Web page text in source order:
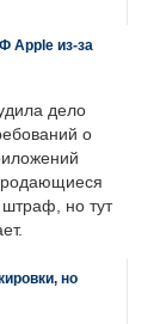
Apple из-за
дело
о
но тут
но